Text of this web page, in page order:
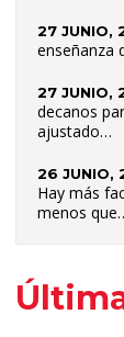
27 JUNIO,
enseñanza
27 JUNIO,
decanos
ajustado…
26 JUNIO,
Hay más
menos